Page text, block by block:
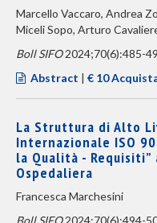
Marcello Vaccaro, Andrea
Miceli Sopo, Arturo
Boll SIFO2024;70(6):485-
Abstract | € 10
La Struttura di Alto
Internazionale ISO
la Qualità -
Ospedaliera
Francesca Marchesini
Boll SIFO2024;70(6):494-